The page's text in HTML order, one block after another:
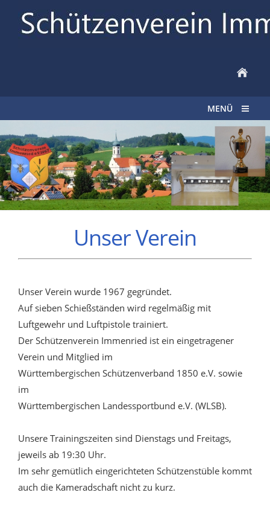
MENÜ
Unser Verein
Unser Verein wurde 1967 gegründet.
Auf sieben Schießständen wird regelmäßig mit
Luftgewehr und Luftpistole trainiert.
Der Schützenverein Immenried ist ein eingetragener
Verein und Mitglied im
Württembergischen Schützenverband 1850 e.V. sowie
im
Württembergischen Landessportbund e.V. (WLSB).
Unsere Trainingszeiten sind Dienstags und Freitags,
jeweils ab 19:30 Uhr.
Im sehr gemütlich eingerichteten Schützenstüble kommt
auch die Kameradschaft nicht zu kurz.